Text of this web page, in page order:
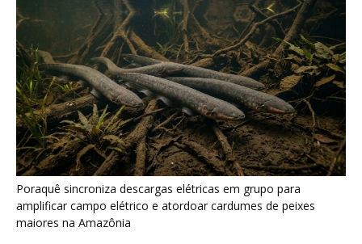
Poraquê sincroniza descargas elétricas em grupo para
amplificar campo elétrico e atordoar cardumes de peixes
maiores na Amazônia